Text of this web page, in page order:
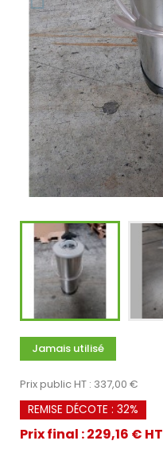
Jamais utilisé
Prix public HT : 337,00 €
REMISE DÉCOTE : 32%
Prix final : 229,16 € HT